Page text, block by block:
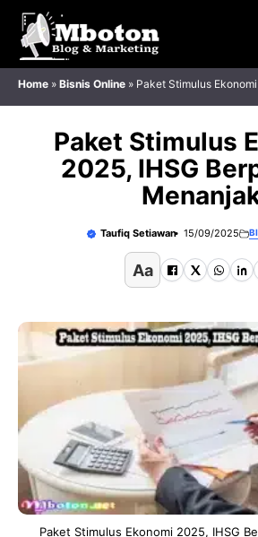
Langsung
Home » Bisnis Online » Paket Stimulus
Menanjak
Paket Stimulus
2025, IHSG
Taufiq Setiawan 15/09/2025
Aa
Paket Stimulus Ekonomi 2025, IHSG